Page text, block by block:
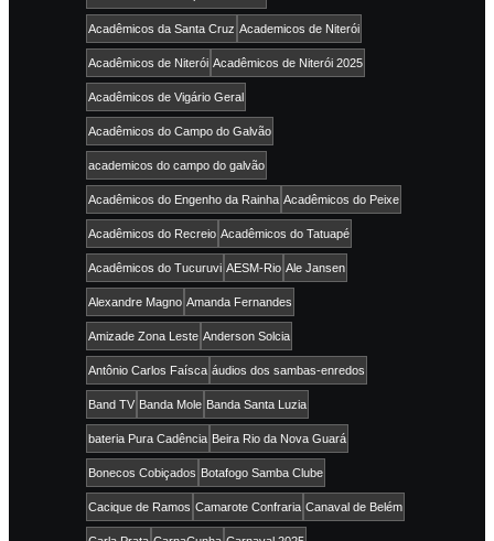
Acadêmicos da Santa Cruz Academicos de Niterói
Acadêmicos de Niterói Acadêmicos de Niterói 2025
Acadêmicos de Vigário Geral
Acadêmicos do Campo do Galvão
academicos do campo do galvão
Acadêmicos do Engenho da Rainha Acadêmicos do Peixe
Acadêmicos do Recreio Acadêmicos do Tatuapé
Acadêmicos do Tucuruvi AESM-Rio Ale Jansen
Alexandre Magno Amanda Fernandes
Amizade Zona Leste Anderson Solcia
Antônio Carlos Faísca áudios dos sambas-enredos
Band TV Banda Mole Banda Santa Luzia
bateria Pura Cadência Beira Rio da Nova Guará
Bonecos Cobiçados Botafogo Samba Clube
Cacique de Ramos Camarote Confraria Canaval de Belém